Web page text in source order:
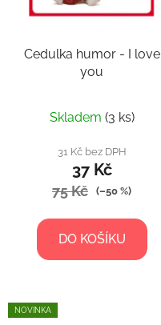
Cedulka humor - I love
you
Skladem (3 ks)
31 Kč bez DPH
37 Kč
75 Kč (–50 %)
DO KOŠÍKU
NOVINKA